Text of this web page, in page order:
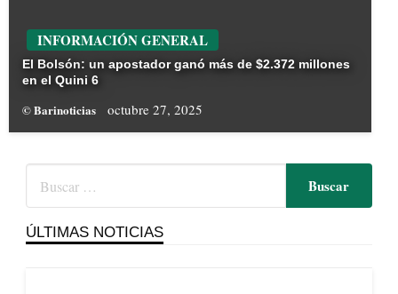
INFORMACIÓN GENERAL
El Bolsón: un apostador ganó más de $2.372 millones
en el Quini 6
© Barinoticias octubre 27, 2025
ÚLTIMAS NOTICIAS